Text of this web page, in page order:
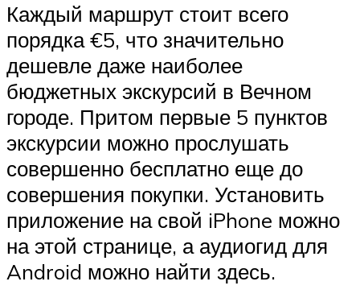
Каждый маршрут стоит всего
порядка €5, что значительно
дешевле даже наиболее
бюджетных экскурсий в Вечном
городе. Притом первые 5 пунктов
экскурсии можно прослушать
совершенно бесплатно еще до
совершения покупки. Установить
приложение на свой iPhone можно
на этой странице, а аудиогид для
Android можно найти здесь.